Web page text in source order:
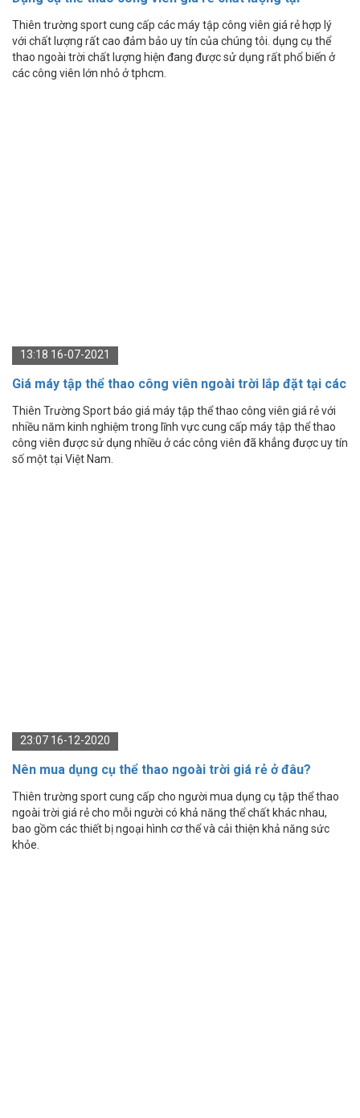
Tp.HCM
Thiên trường sport cung cấp các máy tập công viên giá rẻ hợp lý
với chất lượng rất cao đảm bảo uy tín của chúng tôi. dụng cụ thể
thao ngoài trời chất lượng hiện đang được sử dụng rất phổ biến ở
các công viên lớn nhỏ ở tphcm.
13:18 16-07-2021
Giá máy tập thể thao công viên ngoài trời lắp đặt tại các
công viên, trường học
Thiên Trường Sport báo giá máy tập thể thao công viên giá rẻ với
nhiều năm kinh nghiệm trong lĩnh vực cung cấp máy tập thể thao
công viên được sử dụng nhiều ở các công viên đã khẳng được uy tín
số một tại Việt Nam.
23:07 16-12-2020
Nên mua dụng cụ thể thao ngoài trời giá rẻ ở đâu?
Thiên trường sport cung cấp cho người mua dụng cụ tập thể thao
ngoài trời giá rẻ cho mỗi người có khả năng thể chất khác nhau,
bao gồm các thiết bị ngoại hình cơ thể và cải thiện khả năng sức
khỏe.